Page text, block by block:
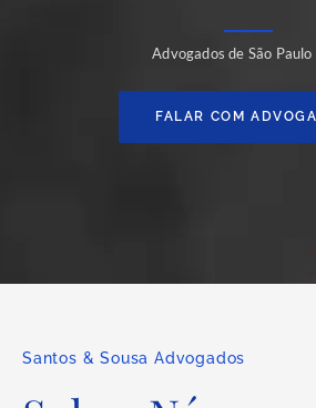
Advogados de São Paulo
FALAR COM
Santos & Sousa Advogados